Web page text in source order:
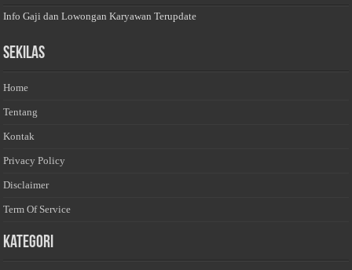
Info Gaji dan Lowongan Karyawan Terupdate
Sekilas
Home
Tentang
Kontak
Privacy Policy
Disclaimer
Term Of Service
Kategori